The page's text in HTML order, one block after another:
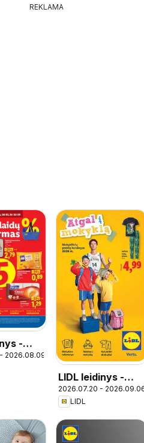
REKLAMA
-
2026.08.09
LIDL leidinys -
Atgal į mokyklą
2026.07.20 -
LIDL